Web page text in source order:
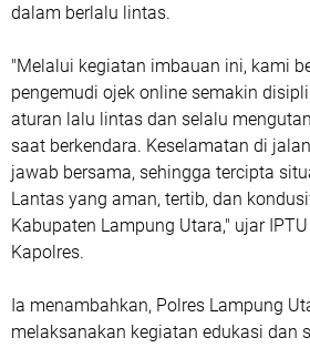
dalam berlalu lintas.
"Melalui kegiatan imbauan ini, kami
pengemudi ojek online semakin
aturan lalu lintas dan selalu
saat berkendara. Keselamatan di
jawab bersama, sehingga tercipta
Lantas yang aman, tertib, dan
Kabupaten Lampung Utara," ujar
Kapolres.
Ia menambahkan, Polres Lampung
melaksanakan kegiatan edukasi dan